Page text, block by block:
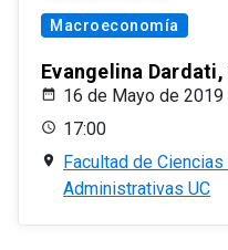
Macroeconomía
Evangelina
16 de Mayo de 2019
17:00
Facultad de
Administrativas UC